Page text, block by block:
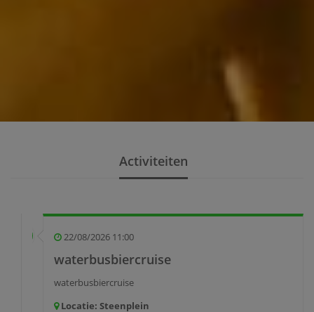
Activiteiten
22/08/2026 11:00
waterbusbiercruise
waterbusbiercruise
Locatie: Steenplein